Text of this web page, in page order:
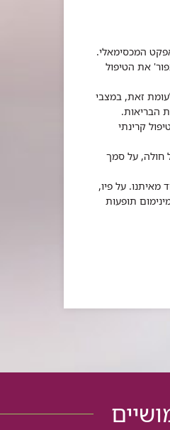
המכסימאלי.
את הטיפול
זאת, במצבי
הבריאות.
קרינתי
חולה, על סמך
על פיו,
תופעות